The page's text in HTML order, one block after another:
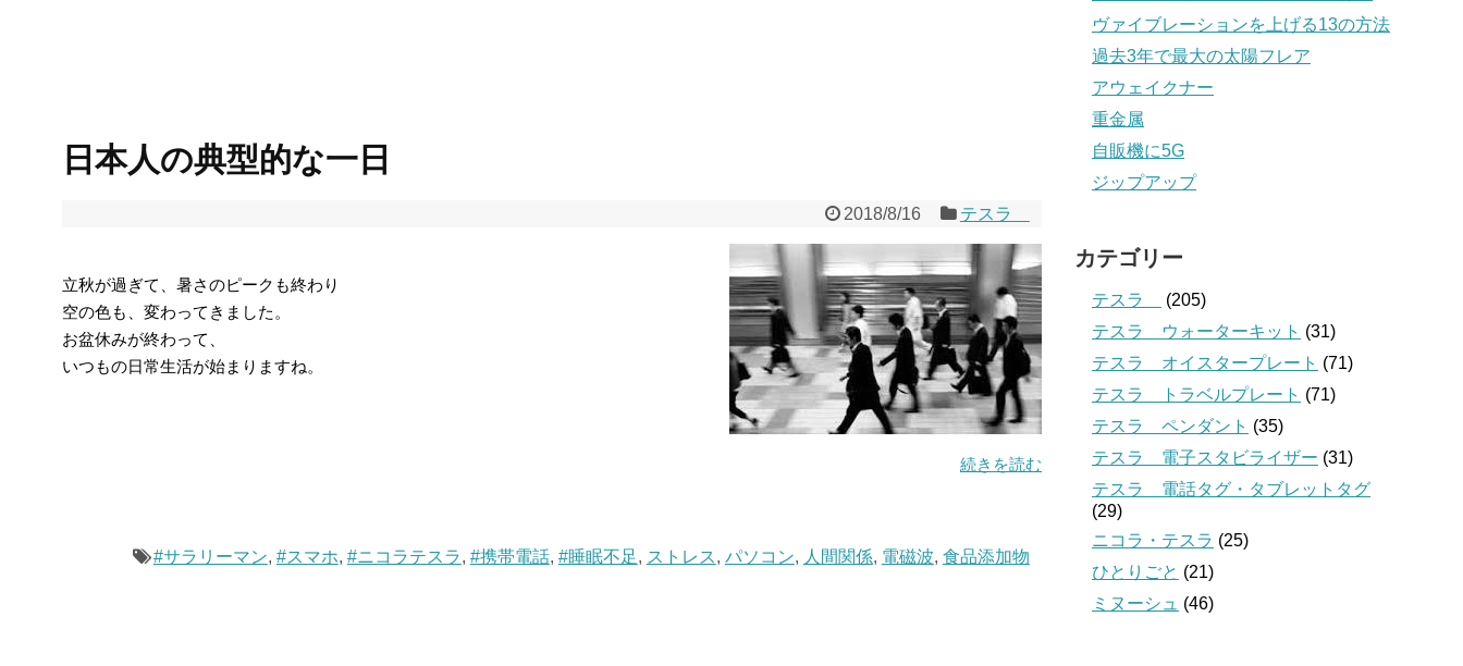
日本人の典型的な一日
2018/8/16 テスラ
立秋が過ぎて、暑さのピークも終わり
空の色も、変わってきました。
お盆休みが終わって、
いつもの日常生活が始まりますね。
続きを読む
#サラリーマン, #スマホ, #ニコラテスラ, #携帯電話, #睡眠不足, ストレス, パソコン, 人間関係, 電磁波, 食品添加物
ヴァイブレーションを上げる13の方法
過去3年で最大の太陽フレア
アウェイクナー
重金属
自販機に5G
ジップアップ
カテゴリー
テスラ
(205)
テスラ ウォーターキット (31)
テスラ オイスタープレート (71)
テスラ トラベルプレート (71)
テスラ ペンダント (35)
テスラ 電子スタビライザー (31)
テスラ 電話タグ・タブレットタグ
(29)
ニコラ・テスラ (25)
ひとりごと (21)
ミヌーシュ (46)